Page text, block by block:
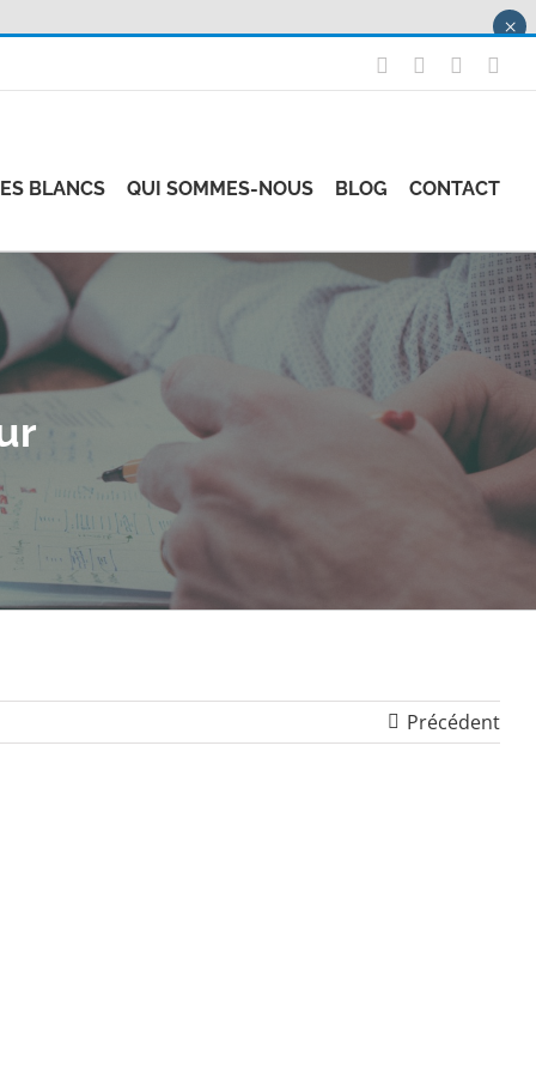
LinkedIn
BLANCS QUI SOMMES-NOUS BLOG CONTACT
Précédent
×